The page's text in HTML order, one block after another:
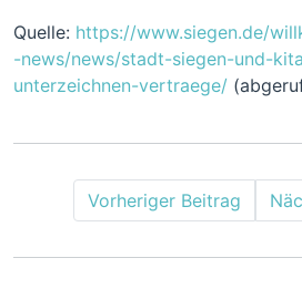
Quelle: https://www.siegen.de/
-news/news/stadt-siegen-und-
unterzeichnen-vertraege/
Vorheriger Beitrag